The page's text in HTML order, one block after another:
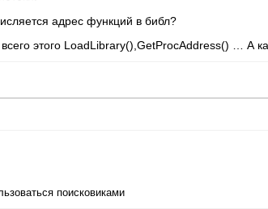
адрес функций в библ?
этого LoadLibrary(),GetProcAddress() … А
поисковиками